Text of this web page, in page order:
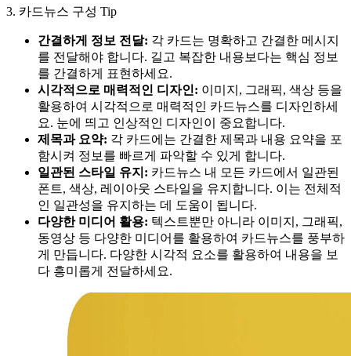
3. 카드뉴스 구성 Tip
간결하게 정보 전달: 각 카드는 명확하고 간결한 메시지
를 전달해야 합니다. 길고 복잡한 내용보다는 핵심 정보
를 간결하게 표현하세요.
시각적으로 매력적인 디자인: 이미지, 그래픽, 색상 등을
활용하여 시각적으로 매력적인 카드뉴스를 디자인하세
요. 눈에 띄고 인상적인 디자인이 중요합니다.
제목과 요약: 각 카드에는 간결한 제목과 내용 요약을 포
함시켜 정보를 빠르게 파악할 수 있게 합니다.
일관된 스타일 유지: 카드뉴스 내 모든 카드에서 일관된
폰트, 색상, 레이아웃 스타일을 유지합니다. 이는 전체적
인 일관성을 유지하는 데 도움이 됩니다.
다양한 미디어 활용: 텍스트뿐만 아니라 이미지, 그래픽,
동영상 등 다양한 미디어를 활용하여 카드뉴스를 풍부하
게 만듭니다. 다양한 시각적 요소를 활용하여 내용을 보
다 흥미롭게 전달하세요.